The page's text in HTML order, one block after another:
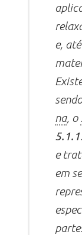
e,
na, o
e
em